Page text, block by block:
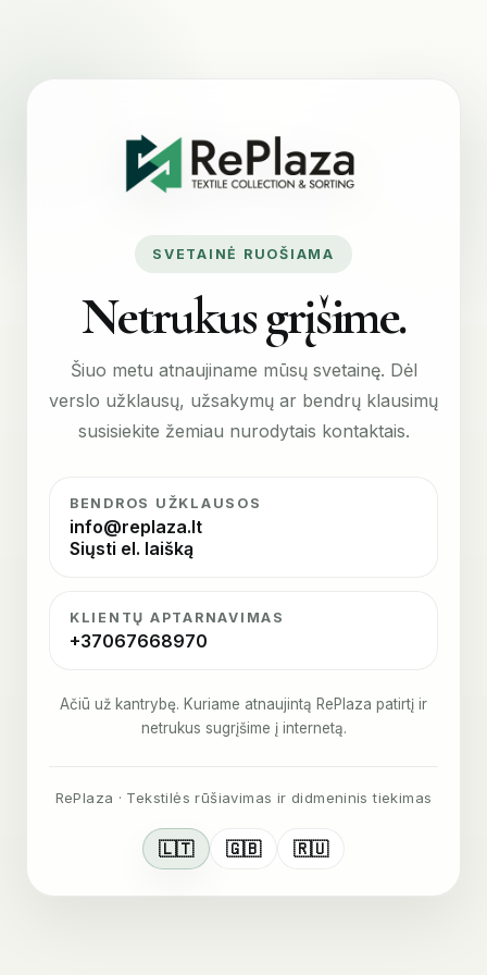
SVETAINĖ RUOŠIAMA
Netrukus grįšime.
Šiuo metu atnaujiname mūsų svetainę. Dėl
verslo užklausų, užsakymų ar bendrų klausimų
susisiekite žemiau nurodytais kontaktais.
BENDROS UŽKLAUSOS
info@replaza.lt
Siųsti el. laišką
KLIENTŲ APTARNAVIMAS
+37067668970
Ačiū už kantrybę. Kuriame atnaujintą RePlaza patirtį ir
netrukus sugrįšime į internetą.
RePlaza · Tekstilės rūšiavimas ir didmeninis tiekimas
🇱🇹 🇬🇧 🇷🇺